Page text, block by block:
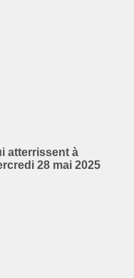
atterrissent à
28 mai 2025